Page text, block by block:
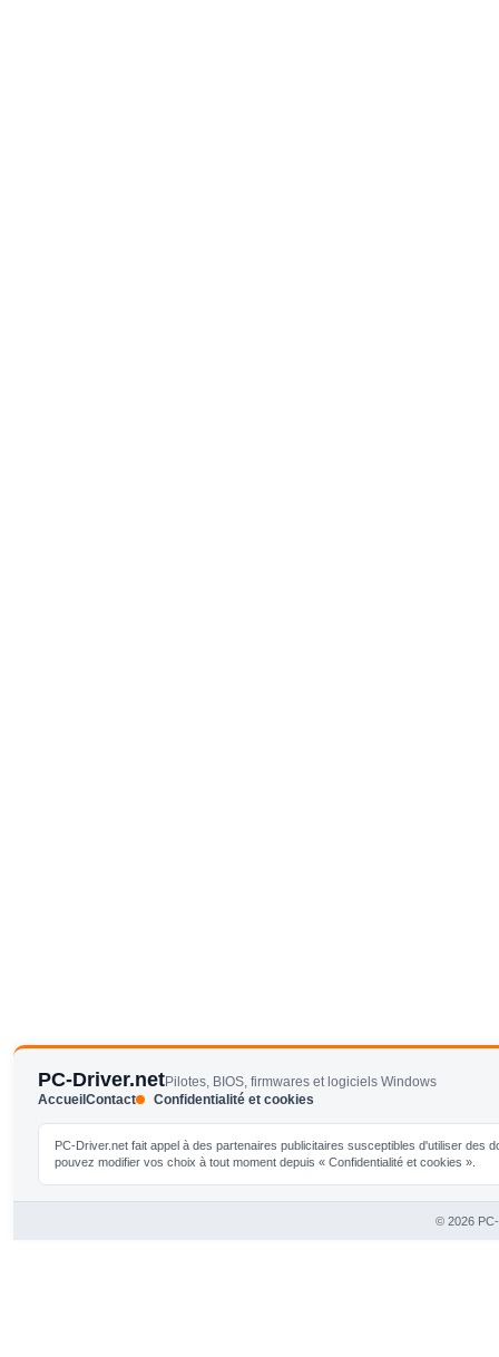
PC-Driver.netPilotes, BIOS, firmwares et logiciels Windows
AccueilContact Confidentialité et cookies
PC-Driver.net fait appel à des partenaires publicitaires susceptibles d'utiliser
pouvez modifier vos choix à tout moment depuis « Confidentialité et cookies ».
© 2026